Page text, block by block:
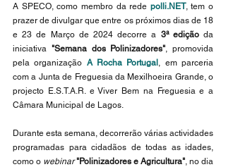
A SPECO, como membro da rede polli.NET, tem o
prazer de divulgar que entre os próximos dias de 18
e 23 de Março de 2024 decorre a 3ª edição da
iniciativa "Semana dos Polinizadores", promovida
pela organização A Rocha Portugal , em parceria
com a Junta de Freguesia da Mexilhoeira Grande, o
projecto E.S.T.A.R. e Viver Bem na Freguesia e a
Câmara Municipal de Lagos.
Durante esta semana, decorrerão várias actividades
programadas para cidadãos de todas as idades,
como o webinar "Polinizadores e Agricultura", no dia